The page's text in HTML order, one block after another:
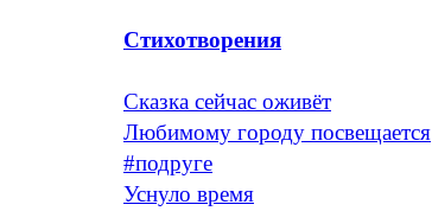
Стихотворения
Сказка сейчас оживёт
Любимому городу посвещается
#подруге
Уснуло время